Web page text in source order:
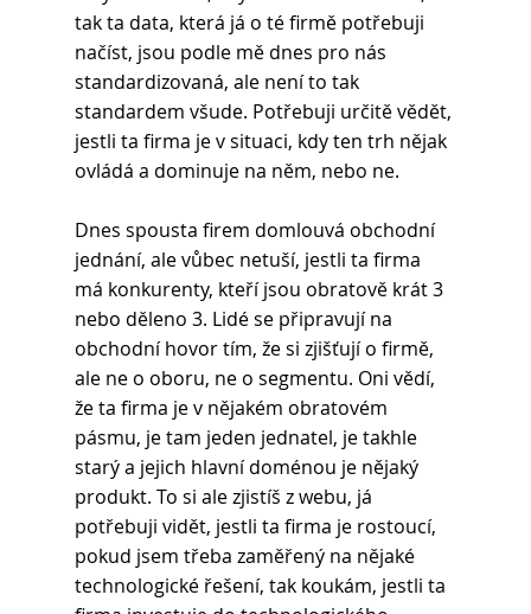
tak ta data, která já o té firmě potřebuji
načíst, jsou podle mě dnes pro nás
standardizovaná, ale není to tak
standardem všude. Potřebuji určitě vědět,
jestli ta firma je v situaci, kdy ten trh nějak
ovládá a dominuje na něm, nebo ne.
Dnes spousta firem domlouvá obchodní
jednání, ale vůbec netuší, jestli ta firma
má konkurenty, kteří jsou obratově krát 3
nebo děleno 3. Lidé se připravují na
obchodní hovor tím, že si zjišťují o firmě,
ale ne o oboru, ne o segmentu. Oni vědí,
že ta firma je v nějakém obratovém
pásmu, je tam jeden jednatel, je takhle
starý a jejich hlavní doménou je nějaký
produkt. To si ale zjistíš z webu, já
potřebuji vidět, jestli ta firma je rostoucí,
pokud jsem třeba zaměřený na nějaké
technologické řešení, tak koukám, jestli ta